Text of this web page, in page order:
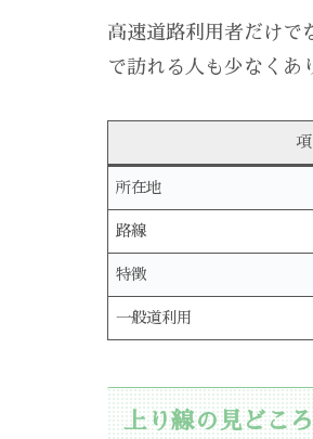
高速道路利用者だけで
で訪れる人も少なくあ
所在地
路線
特徴
一般道利用
上り線の見どこ